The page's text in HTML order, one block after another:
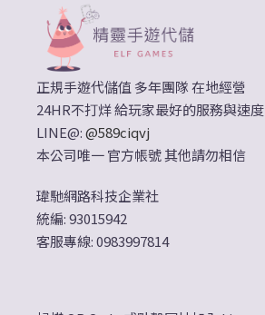
正規手遊代儲值 多年團隊 在地經營
24HR不打烊 給玩家最好的服務與速度
LINE@:@589ciqvj
本公司唯一 官方帳號 其他請勿相信
瑋馳網路科技企業社
統編: 93015942
客服專線: 0983997814